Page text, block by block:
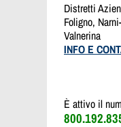
Distretti
Foligno,
Valnerina
INFO E
È attivo il